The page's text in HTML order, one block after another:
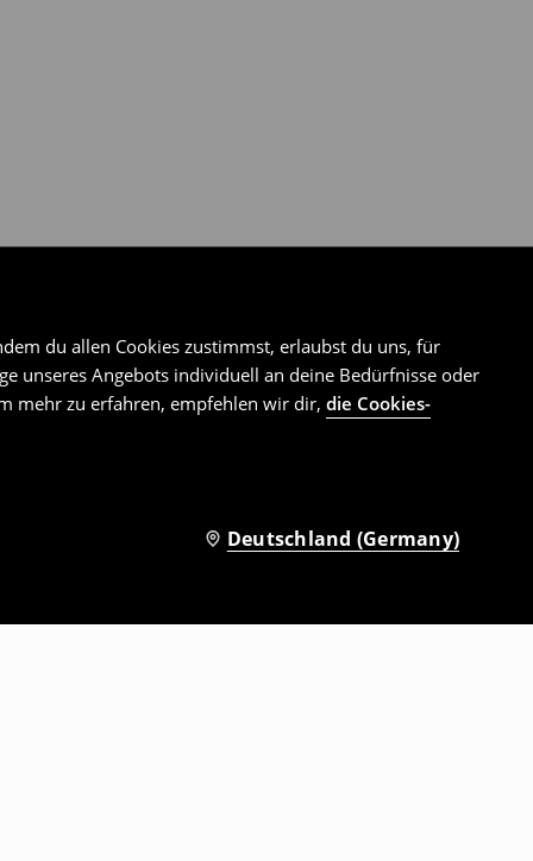
du allen Cookies zustimmst, erlaubst du uns, für
unseres Angebots individuell an deine Bedürfnisse oder
mehr zu erfahren, empfehlen wir dir, die Cookies-
Deutschland (Germany)